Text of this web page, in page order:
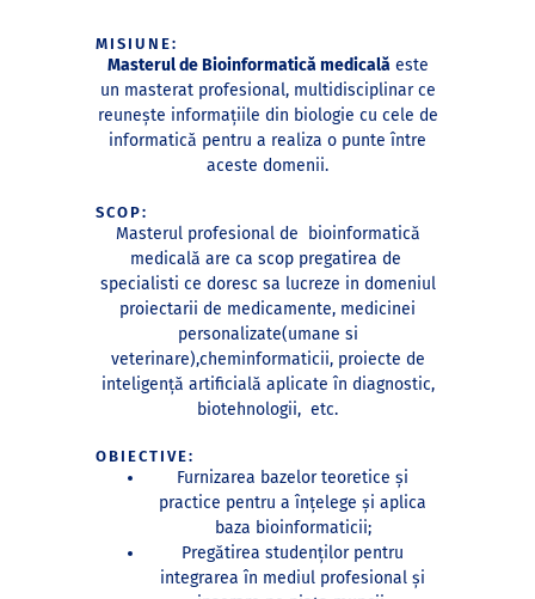
MISIUNE:
Masterul de Bioinformatică medicalăeste
un masterat profesional, multidisciplinar ce
reunește informațiile din biologie cu cele de
informatică pentru a realiza o punte între
aceste domenii.
SCOP:
Masterul profesional de bioinformatică
medicală are ca scop pregatirea de
specialisti ce doresc sa lucreze in domeniul
proiectarii de medicamente, medicinei
personalizate(umane si
veterinare),cheminformaticii, proiecte de
inteligență artificială aplicate în diagnostic,
biotehnologii, etc.
OBIECTIVE:
Furnizarea bazelor teoretice şi
practice pentru a înțelege şi aplica
baza bioinformaticii;
Pregătirea studenților pentru
integrarea în mediul profesional şi